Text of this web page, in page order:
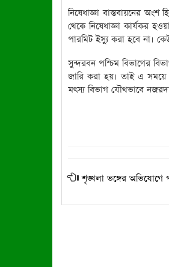
নিষেধাজ্ঞা বাস্তবায়নের
থেকে নিষেধাজ্ঞা কার্যকর
পারমিট ইস্যু করা হবে না।
সুন্দরবন পশ্চিম বিভাগের
জারি করা হয়। তাই এ সময়ে
মৎস্য বিভাগ যৌথভাবে
শৃঙ্খলা ভঙ্গের অভিযোগে